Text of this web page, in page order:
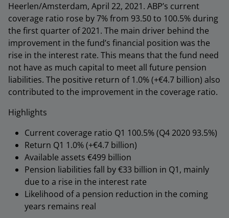
Heerlen/Amsterdam, April 22, 2021. ABP’s current
coverage ratio rose by 7% from 93.50 to 100.5% during
the first quarter of 2021. The main driver behind the
improvement in the fund’s financial position was the
rise in the interest rate. This means that the fund need
not have as much capital to meet all future pension
liabilities. The positive return of 1.0% (+€4.7 billion) also
contributed to the improvement in the coverage ratio.
Highlights
Current coverage ratio Q1 100.5% (Q4 2020 93.5%)
Return Q1 1.0% (+€4.7 billion)
Available assets €499 billion
Pension liabilities fall by €33 billion in Q1, mainly
due to a rise in the interest rate
Likelihood of a pension reduction in the coming
years remains real